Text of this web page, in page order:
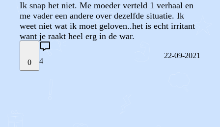
Ik snap het niet. Me moeder verteld 1 verhaal en
me vader een andere over dezelfde situatie. Ik
weet niet wat ik moet geloven..het is echt irritant
want je raakt heel erg in de war.
0 4
22-09-2021